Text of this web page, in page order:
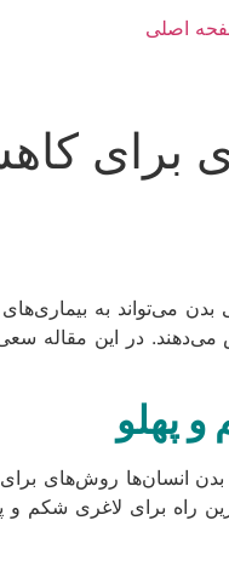
اصلی
برای
می‌دهند. در این مقاله
پهلو
بدن انسان‌ها روش‌های
راه برای لاغری